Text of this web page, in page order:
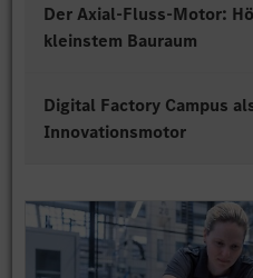
Der Axial-Fluss-Motor:
kleinstem Bauraum
Digital Factory Campus
Innovationsmotor